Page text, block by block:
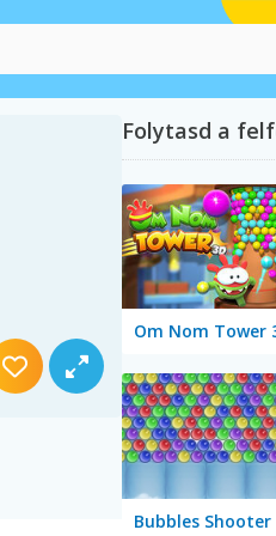
Folytasd a
Om Nom Tower
Bubbles Shooter